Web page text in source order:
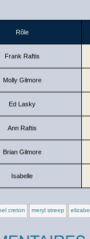
Rôle
Frank Raftis
Molly Gilmore
Ed Lasky
Ann Raftis
Brian Gilmore
Isabelle
creton meryl streep